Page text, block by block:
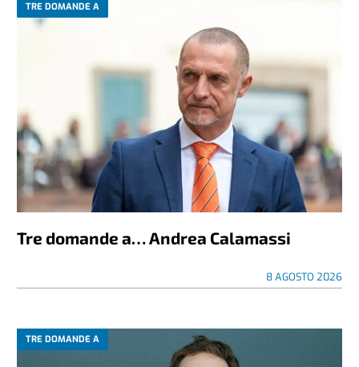
TRE DOMANDE A
Tre domande a… Andrea Calamassi
8 AGOSTO 2026
TRE DOMANDE A